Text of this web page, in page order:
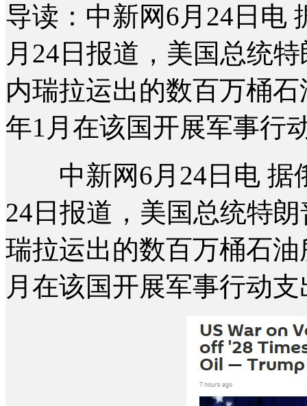
导读：中新网6月24日电
月24日报道，美国总统
内瑞拉运出的数百万桶
年1月在该国开展军事行
中新网6月24日电 据
24日报道，美国总统特
瑞拉运出的数百万桶石
月在该国开展军事行动